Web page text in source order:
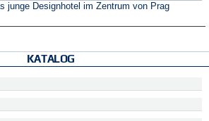
junge Designhotel im Zentrum von Prag
KATALOG